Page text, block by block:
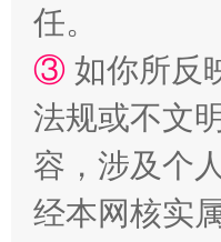
任。
③ 如你所反
法规或不文
容，涉及个
经本网核实